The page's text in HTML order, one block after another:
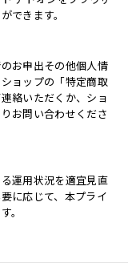
できます。
お申出その他個人情
ョップの「特定商取
絡いただくか、ショ
お問い合わせくださ
運用状況を適宜見直
に応じて、本プライ
。